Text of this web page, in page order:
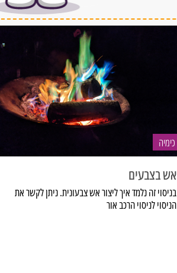
כימיה
אש בצבעים
בניסוי זה נלמד איך ליצור אש צבעונית. ניתן לקשר את
הניסוי לניסוי הרכב אור